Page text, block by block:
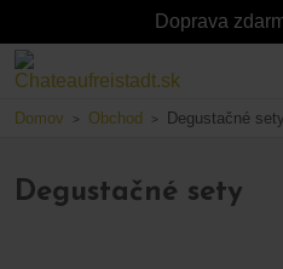
Doprava
Domov > Obchod > Degustačné sety
Degustačné sety